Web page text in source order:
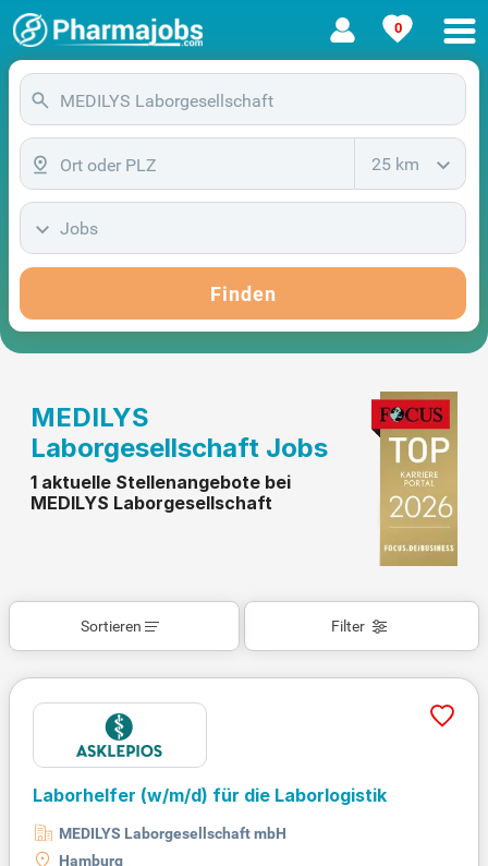
0
25 km
Jobs
Finden
MEDILYS
Laborgesellschaft Jobs
1 aktuelle Stellenangebote bei
MEDILYS Laborgesellschaft
Filter
Sortieren
Laborhelfer (w/m/d) für die Laborlogistik
MEDILYS Laborgesellschaft mbH
Hamburg